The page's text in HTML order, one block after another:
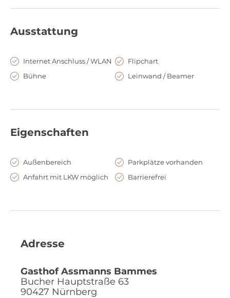
Ausstattung
Internet Anschluss / WLAN
Flipchart
Bühne
Leinwand / Beamer
Eigenschaften
Außenbereich
Parkplätze vorhanden
Anfahrt mit LKW möglich
Barrierefrei
Adresse
Gasthof Assmanns Bammes
Bucher Hauptstraße 63
90427 Nürnberg